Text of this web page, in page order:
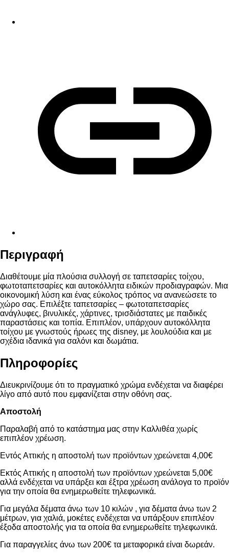
Περιγραφή
Διαθέτουμε μία πλούσια συλλογή σε ταπετσαρίες τοίχου,
φωτοταπετσαρίες και αυτοκόλλητα ειδικών προδιαγραφών. Μια
οικονομική λύση και ένας εύκολος τρόπος να ανανεώσετε το
χώρο σας. Επιλέξτε ταπετσαρίες – φωτοταπετσαρίες
ανάγλυφες, βινυλικές, χάρτινες, τρισδιάστατες με παιδικές
παραστάσεις και τοπία. Επιπλέον, υπάρχουν αυτοκόλλητα
τοίχου με γνωστούς ήρωες της disney, με λουλούδια και με
σχέδια ιδανικά για σαλόνι και δωμάτια.
Πληροφορίες
Διευκρινίζουμε ότι το πραγματικό χρώμα ενδέχεται να διαφέρει
λίγο από αυτό που εμφανίζεται στην οθόνη σας.
Αποστολή
Παραλαβή από το κατάστημα μας στην Καλλιθέα χωρίς
επιπλέον χρέωση.
Εντός Αττικής η αποστολή των προϊόντων χρεώνεται 4,00€
Εκτός Αττικής η αποστολή των προϊόντων χρεώνεται 5,00€
αλλά ενδέχεται να υπάρξει και έξτρα χρέωση ανάλογα το προϊόν
για την οποία θα ενημερωθείτε τηλεφωνικά.
Για μεγάλα δέματα άνω των 10 κιλών , για δέματα άνω των 2
μέτρων, για χαλιά, μοκέτες ενδέχεται να υπάρξουν επιπλέον
έξοδα αποστολής για τα οποία θα ενημερωθείτε τηλεφωνικά.
Για παραγγελίες άνω των 200€ τα μεταφορικά είναι δωρεάν.